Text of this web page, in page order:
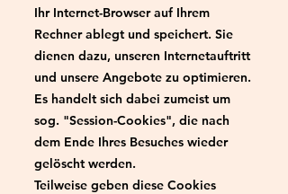
Ihr Internet-Browser auf Ihrem
Rechner ablegt und speichert. Sie
dienen dazu, unseren Internetauftritt
und unsere Angebote zu optimieren.
Es handelt sich dabei zumeist um
sog. "Session-Cookies", die nach
dem Ende Ihres Besuches wieder
gelöscht werden.
Teilweise geben diese Cookies